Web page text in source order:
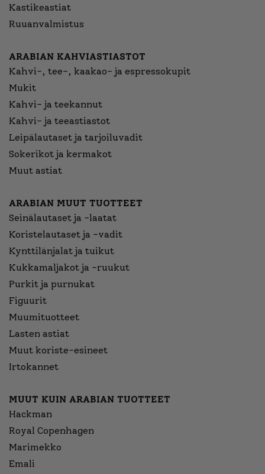
Kastikeastiat
Ruuanvalmistus
ARABIAN KAHVIASTIASTOT
Kahvi-, tee-, kaakao- ja espressokupit
Mukit
Kahvi- ja teekannut
Kahvi- ja teeastiastot
Leipälautaset ja tarjoiluvadit
Sokerikot ja kermakot
Muut astiat
ARABIAN MUUT TUOTTEET
Seinälautaset ja -laatat
Koristelautaset ja -vadit
Kynttilänjalat ja tuikut
Kukkamaljakot ja -ruukut
Purkit ja purnukat
Figuurit
Muumituotteet
Lasten astiat
Muut koriste-esineet
Irtokannet
MUUT KUIN ARABIAN TUOTTEET
Hackman
Royal Copenhagen
Marimekko
Emali